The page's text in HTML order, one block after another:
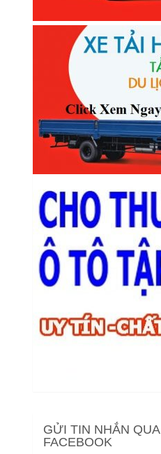
GỬI TIN NHẮN QUA
FACEBOOK